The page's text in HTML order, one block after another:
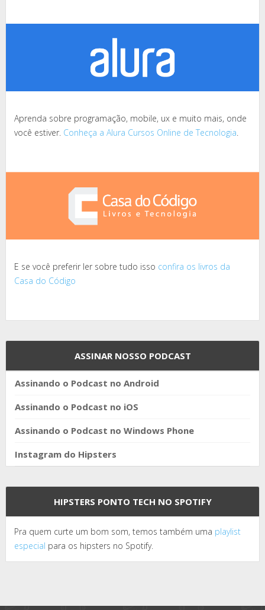
Aprenda sobre programação, mobile, ux e muito mais, onde
você estiver. Conheça a Alura Cursos Online de Tecnologia
E se você preferir ler sobre tudo isso confira os livros da
Casa do Código
ASSINAR NOSSO PODCAST
Assinando o Podcast no Android
Assinando o Podcast no iOS
Assinando o Podcast no Windows Phone
Instagram do Hipsters
HIPSTERS PONTO TECH NO SPOTIFY
Pra quem curte um bom som, temos também uma playlist
especial para os hipsters no Spotify.